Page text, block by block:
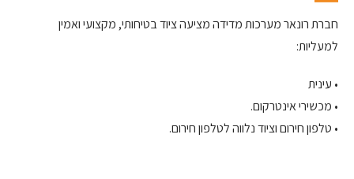
חברת רונאר מערכות מדידה מציעה ציוד בטיחותי, מקצועי ואמין
למעליות:
• עינית
• מכשירי אינטרקום.
• טלפון חירום וציוד נלווה לטלפון חירום.